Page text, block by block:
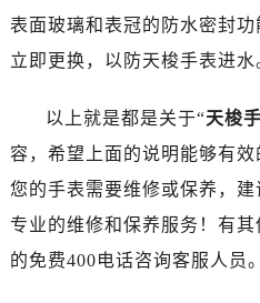
表面玻璃和表冠的防水密封
立即更换，以防天梭手表进水
以上就是都是关于“天梭
容，希望上面的说明能够有
您的手表需要维修或保养，建
专业的维修和保养服务！有其
的免费400电话咨询客服人员。